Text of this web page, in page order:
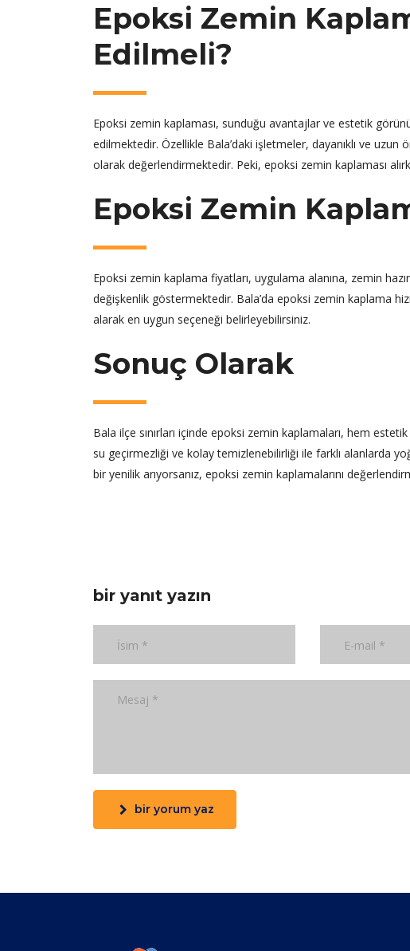
Epoksi Zemin
Edilmeli?
Epoksi zemin kaplaması, sunduğu avantajlar ve estetik
edilmektedir. Özellikle Bala’daki işletmeler, dayanıklı ve
olarak değerlendirmektedir. Peki, epoksi zemin kaplaması
Epoksi Zemin
Epoksi zemin kaplama fiyatları, uygulama alanına, zemin
değişkenlik göstermektedir. Bala’da epoksi zemin kaplama
alarak en uygun seçeneği belirleyebilirsiniz.
Sonuç Olarak
Bala ilçe sınırları içinde epoksi zemin kaplamaları, hem
su geçirmezliği ve kolay temizlenebilirliği ile farklı alanlarda
bir yenilik arıyorsanız, epoksi zemin kaplamalarını
bir yanıt yazın
bir yorum yaz